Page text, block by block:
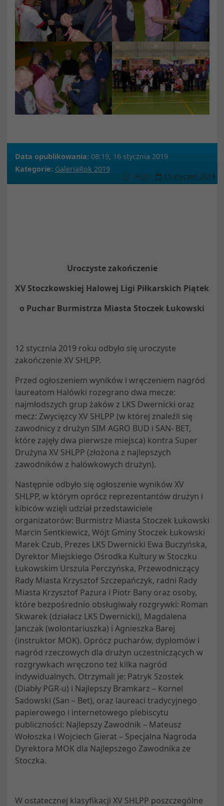
Data opublikowania: 08:19, 16 stycznia 2019
Kategorie: GaleriaRok 2019
14:26 15 styczeń 2019
Uroczyste zakończenie
XV Stoczkowskiej Halowej Ligi Piłkarskich Piątek
o Puchar Burmistrza Miasta Stoczek Łukowski
12 stycznia 2019 roku odbyło się uroczyste
zakończenie XV SHLPP.
Przed ogłoszeniem wyników i wręczeniem nagród
laureatom Halówki rozegrano dwa mecze:
najmłodszych grup żaków z LKS Dwernicki oraz
mecz: Zwycięzcy XV SHLPP (w której znaleźli się
zawodnicy z drużyn SIM AGRO BUD i SAN- BET,
które zajęły dwa pierwsze miejsca) kontra Super
Drużyna XV SHLPP (złożona z najlepszych
zawodników z halówkowych drużyn).
Następnie odbyło się ogłoszenie wyników XV
SHLPP, w którym oprócz reprezentantów drużyn i
kibiców wzięli udział przedstawiciele
organizatorów: Burmistrz Miasta Stoczek Łukowski
Marcin Sentkiewicz, Wójt Gminy Stoczek Łukowski
Marek Czub, Prezes LKS Dwernicki Ewa Buczyńska,
Dyrektor Miejskiego Ośrodka Kultury w Stoczku
Łukowskim Urszula Perczyńska, Przewodniczący
Rady Miasta Krzysztof Szczepańczyk, radni Rady
Miasta Krzysztof Pazura i Piotr Bany oraz osoby,
które bezpośrednio obsługiwały rozgrywki: Roman
Skwarek (działacz LKS Dwernicki), Magdalena
Janczak (wolontariuszka) i Agnieszka Barej
(instruktor MOK). Oprócz pucharów, dyplomów i
nagród rzeczowych dla drużyn uczestniczących w
rozgrywkach wręczono też kilka nagród
indywidualnych. Otrzymali je: Patryk Szostek
(Diabły PGR-u) i Najlepszy Bramkarz – Kornel
Sadowski (San – Bet), oraz laureaci tradycyjnego
papierowego i internetowego plebiscytu
publiczności: Najlepszy Zawodnik – Mateusz
Wołoszka i Wojciech Gierat – Specjalna Nagroda
Dyrektora MOK dla Najlepszego Zawodnika ze
Stoczka.
W ostatecznej klasyfikacji XV SHLPP poszczególne